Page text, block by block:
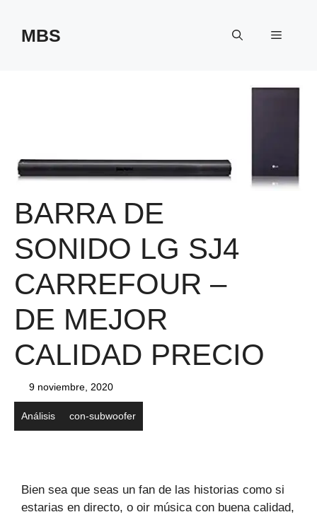
contenido
MBS Menú
BARRA DE
SONIDO LG SJ4
CARREFOUR –
DE MEJOR
CALIDAD PRECIO
9 noviembre, 2020
Análisis con-subwoofer
Bien sea que seas un fan de las historias como si
estarias en directo, o oir música con buena calidad,